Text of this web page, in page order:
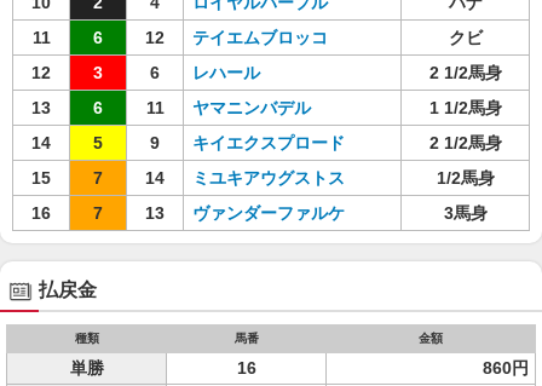
11
6 12 テイエムブロッコ
クビ
12
3 6 レハール
2 1/2馬身
13
6 11 ヤマニンバデル
1 1/2馬身
14
5 9 キイエクスプロード
2 1/2馬身
15
7 14 ミユキアウグストス
1/2馬身
16
7 13 ヴァンダーファルケ 3馬身
払戻金
種類 馬番 金額
単勝 16 860円